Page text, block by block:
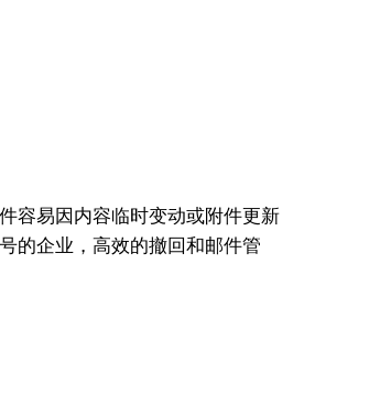
容易因内容临时变动或附件更新
的企业，高效的撤回和邮件管